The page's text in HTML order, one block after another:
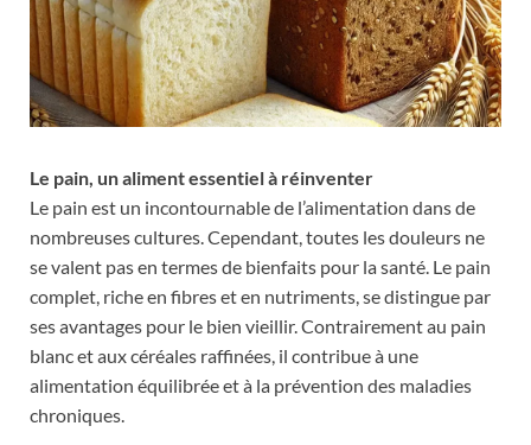
Le pain, un aliment essentiel à réinventer
Le pain est un incontournable de l’alimentation dans de
nombreuses cultures. Cependant, toutes les douleurs ne
se valent pas en termes de bienfaits pour la santé. Le pain
complet, riche en fibres et en nutriments, se distingue par
ses avantages pour le bien vieillir. Contrairement au pain
blanc et aux céréales raffinées, il contribue à une
alimentation équilibrée et à la prévention des maladies
chroniques.